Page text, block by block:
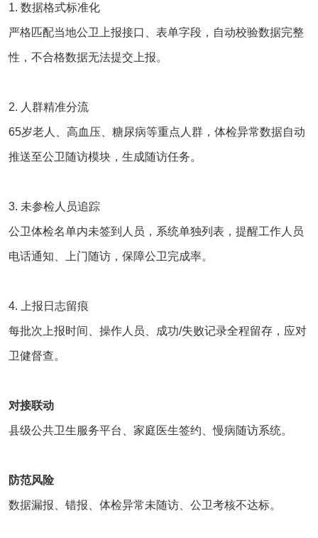
1. 数据格式标准化
严格匹配当地公卫上报接口、表单字段，自动校验数据完整
性，不合格数据无法提交上报。
2. 人群精准分流
65岁老人、高血压、糖尿病等重点人群，体检异常数据自动
推送至公卫随访模块，生成随访任务。
3. 未参检人员追踪
公卫体检名单内未签到人员，系统单独列表，提醒工作人员
电话通知、上门随访，保障公卫完成率。
4. 上报日志留痕
每批次上报时间、操作人员、成功/失败记录全程留存，应对
卫健督查。
对接联动
县级公共卫生服务平台、家庭医生签约、慢病随访系统。
防范风险
数据漏报、错报、体检异常未随访、公卫考核不达标。